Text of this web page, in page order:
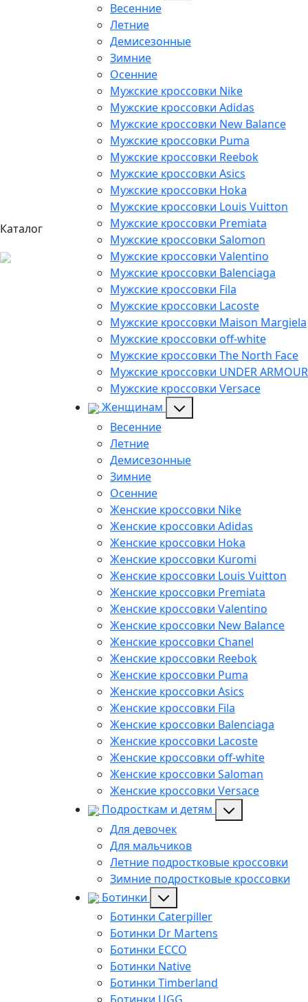
Каталог
Весенние
Летние
Демисезонные
Зимние
Осенние
Мужские кроссовки Nike
Мужские кроссовки Adidas
Мужские кроссовки New Balance
Мужские кроссовки Puma
Мужские кроссовки Reebok
Мужские кроссовки Asics
Мужские кроссовки Hoka
Мужские кроссовки Louis Vuitton
Мужские кроссовки Premiata
Мужские кроссовки Salomon
Мужские кроссовки Valentino
Мужские кроссовки Balenciaga
Мужские кроссовки Fila
Мужские кроссовки Lacoste
Мужские кроссовки Maison Margiela
Мужские кроссовки off-white
Мужские кроссовки The North Face
Мужские кроссовки UNDER ARMOUR
Мужские кроссовки Versace
Женщинам
Весенние
Летние
Демисезонные
Зимние
Осенние
Женские кроссовки Nike
Женские кроссовки Adidas
Женские кроссовки Hoka
Женские кроссовки Kuromi
Женские кроссовки Louis Vuitton
Женские кроссовки Premiata
Женские кроссовки Valentino
Женские кроссовки New Balance
Женские кроссовки Chanel
Женские кроссовки Reebok
Женские кроссовки Puma
Женские кроссовки Asics
Женские кроссовки Fila
Женские кроссовки Balenciaga
Женские кроссовки Lacoste
Женские кроссовки off-white
Женские кроссовки Saloman
Женские кроссовки Versace
Подросткам и детям
Для девочек
Для мальчиков
Летние подростковые кроссовки
Зимние подростковые кроссовки
Ботинки
Ботинки Caterpiller
Ботинки Dr Martens
Ботинки ECCO
Ботинки Native
Ботинки Timberland